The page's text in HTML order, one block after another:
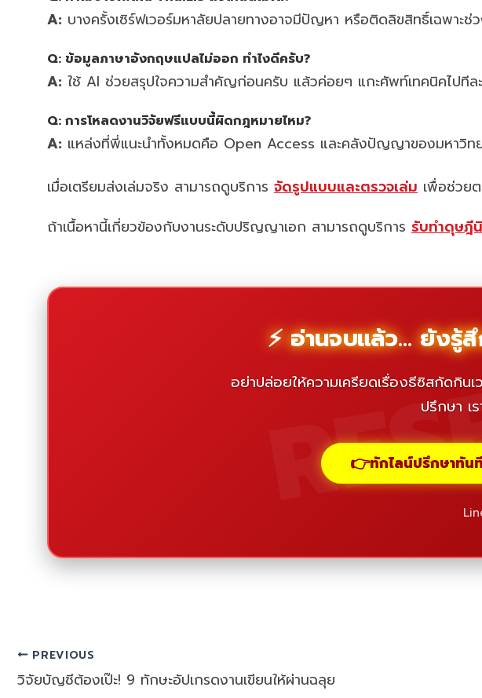
A: บางครั้งเซิร์ฟเวอร์มหาลัยปลายทางอาจมีปัญหา หรือติดลิขสิทธิ์เฉพาะ
Q: ข้อมูลภาษาอังกฤษแปลไม่ออก ทำไงดีครับ?
A: ใช้ AI ช่วยสรุปใจความสำคัญก่อนครับ แล้วค่อยๆ แกะศัพท์เทคนิคไปที
Q: การโหลดงานวิจัยฟรีแบบนี้ผิดกฎหมายไหม?
A: แหล่งที่พี่แนะนำทั้งหมดคือ Open Access และคลังปัญญาของมหาวิท
เมื่อเตรียมส่งเล่มจริง สามารถดูบริการ จัดรูปแบบและตรวจเล่ม เพื่อช่วย
ถ้าเนื้อหานี้เกี่ยวข้องกับงานระดับปริญญาเอก สามารถดูบริการ รับทำดุษฎี
⚡ อ่านจบแล้ว... ยังรู้
อย่าปล่อยให้ความเครียดเรื่องธีซิสกัดกิ
ปรึกษา
👉ทักไลน์ปรึกษาทัน
PREVIOUS
วิจัยบัญชีต้องเป๊ะ! 9 ทักษะอัปเกรดงานเขียนให้ผ่านฉลุย